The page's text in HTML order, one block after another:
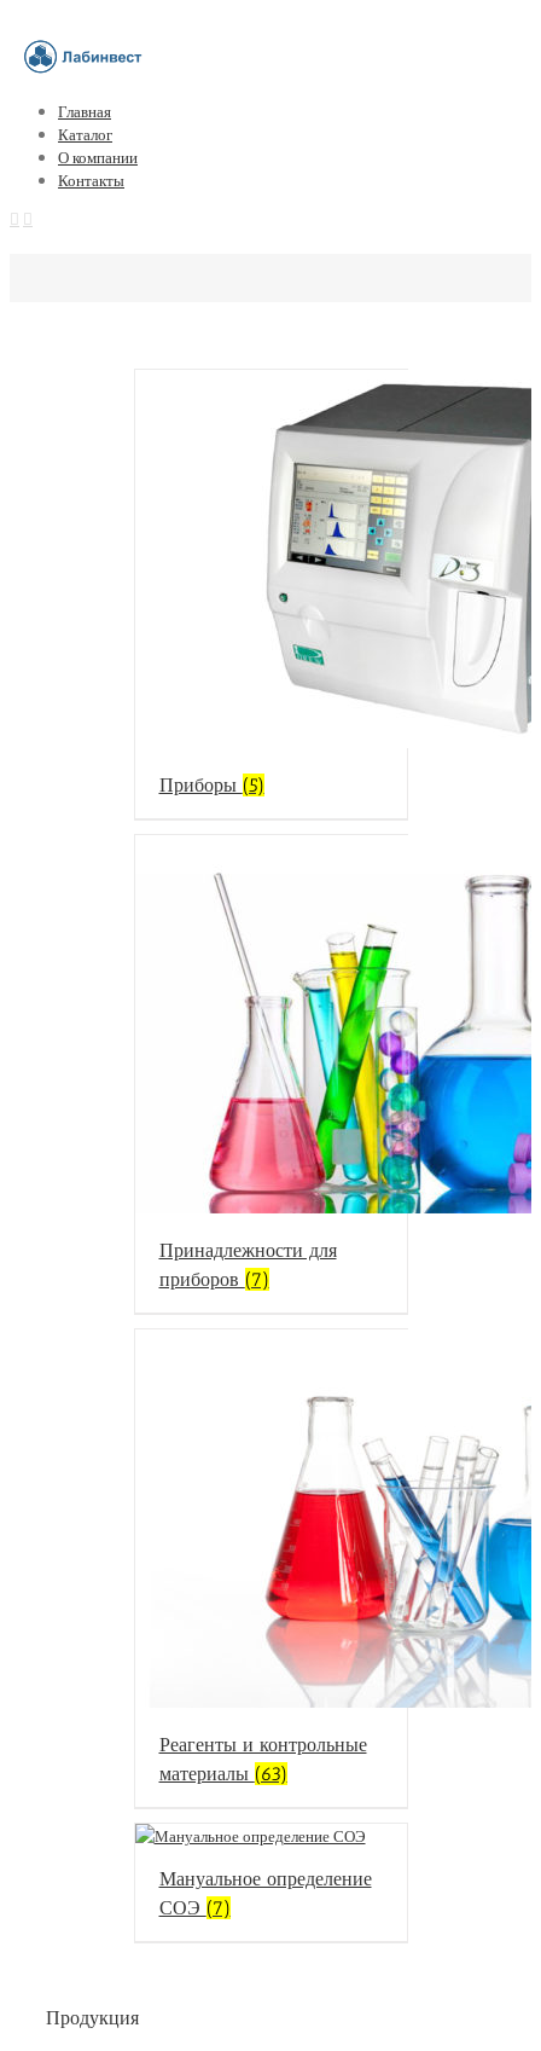
Главная
Каталог
О компании
Контакты
Приборы (5)
Принадлежности для
приборов (7)
Реагенты и контрольные
материалы (63)
Мануальное определение
СОЭ (7)
Продукция